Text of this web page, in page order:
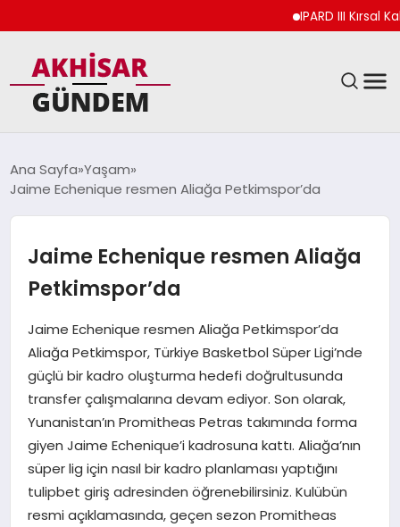
IPARD III Kırsal
EKONOMI
SPOR
TEKNOLOJI
YAŞAM
Ana Sayfa Yaşam
Jaime Echenique resmen Aliağa Petkimspor’da
Jaime Echenique resmen Aliağa
Petkimspor’da
Jaime Echenique resmen Aliağa Petkimspor’da
Aliağa Petkimspor, Türkiye Basketbol Süper Ligi’nde
güçlü bir kadro oluşturma hedefi doğrultusunda
transfer çalışmalarına devam ediyor. Son olarak,
Yunanistan’ın Promitheas Petras takımında forma
giyen Jaime Echenique’i kadrosuna kattı. Aliağa’nın
süper lig için nasıl bir kadro planlaması yaptığını
tulipbet giriş adresinden öğrenebilirsiniz. Kulübün
resmi açıklamasında, geçen sezon Promitheas